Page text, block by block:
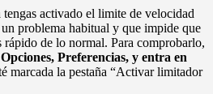
activado el limite de velocidad
un problema habitual y que impide que
rápido de lo normal. Para comprobarlo,
Opciones, Preferencias, y entra en
marcada la pestaña “Activar limitador